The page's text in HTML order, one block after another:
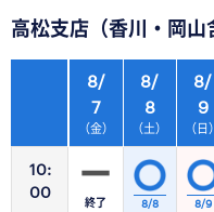
高松支店（香川・岡山
10:
00
8/
7
（金）
8/
8
（土）
8/
9
（日）
終了 8/8 8/9